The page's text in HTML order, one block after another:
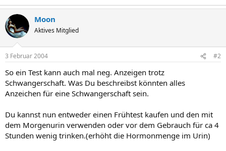
Moon
Aktives Mitglied
3 Februar 2004 #2
So ein Test kann auch mal neg. Anzeigen trotz
Schwangerschaft. Was Du beschreibst könnten alles
Anzeichen für eine Schwangerschaft sein.
Du kannst nun entweder einen Frühtest kaufen und den mit
dem Morgenurin verwenden oder vor dem Gebrauch für ca 4
Stunden wenig trinken.(erhöht die Hormonmenge im Urin)